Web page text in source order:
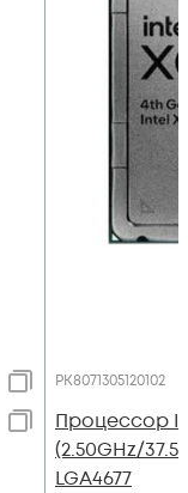
PK8071305120102
Процессор
(2.50GHz/
LGA4677